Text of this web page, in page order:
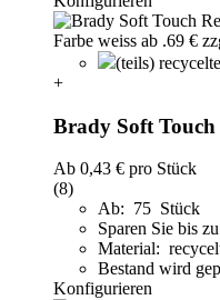
(teils)
+
Brady Soft Touch
Ab 0,43 € pro Stück
(8)
Ab: 75 Stück
Sparen Sie bis
Material:
Bestand wird
Konfigurieren